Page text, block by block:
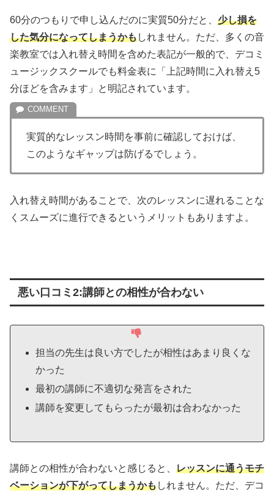
60分のつもりで申し込んだのに実質50分だと、 少し損を
した気分になってしまうかもしれません。ただ、多くの音
楽教室では入れ替え時間を含めた表記が一般的で、デコミ
ュージックスクールでも料金表に「上記時間に入れ替え5
分ほどを含みます」と明記されています。
実質的なレッスン時間を事前に確認しておけば、
このようなギャップは防げるでしょう。
入れ替え時間があることで、次のレッスンに遅れることな
くスムーズに進行できるというメリットもありますよ。
悪い口コミ2:講師との相性が合わない
担当の先生は良い方でしたが相性はあまり良くな
かった
最初の講師に不適切な発言をされた
講師を変更してもらったが最初は合わなかった
講師との相性が合わないと感じると、 レッスンに通うモチ
ベーションが下がってしまうかもしれません。ただ、デコ